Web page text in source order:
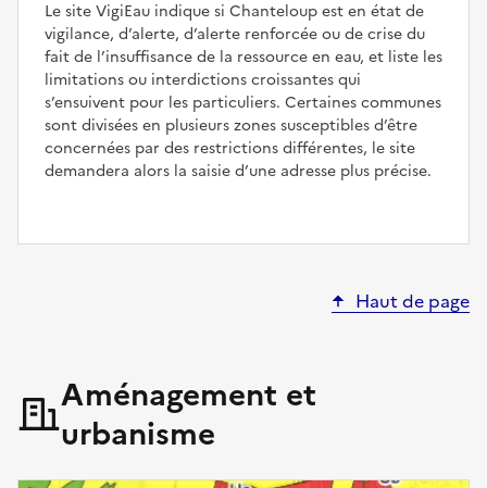
Le site VigiEau indique si Chanteloup est en état de
vigilance, d’alerte, d’alerte renforcée ou de crise du
fait de l’insuffisance de la ressource en eau, et liste les
limitations ou interdictions croissantes qui
s’ensuivent pour les particuliers. Certaines communes
sont divisées en plusieurs zones susceptibles d’être
concernées par des restrictions différentes, le site
demandera alors la saisie d’une adresse plus précise.
Haut de page
Aménagement et
urbanisme